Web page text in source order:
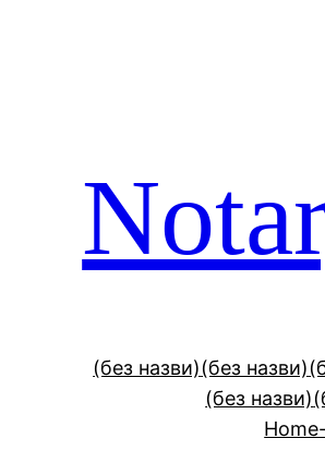
(без назви)(без назви)
(без назви)